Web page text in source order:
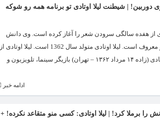
دوربین! | شیطنت لیلا اوتادی تو برنامه همه رو شوکه
لیلا اوتادی از هفده سالگی سرودن شعر را آغاز کرده است. وی دانش
آموخته کارشناسی معماری داخلی از دانشگاه هنر تهران است. لیلا اوتادی به دلیل ظاهر جذاب و زیبایش بین بازیگر های دیگر معروف است. لیلا اوتادی متولد سال 1362 است. لیلا اوتادی از
بازیگر های کم حاشیۀ فضای مجازی است. لیلا اوتادی راز ازدواج نکردنش را برملا کرد! بیوگرافی لیلا اوتادی لیلا اوتادی لیلا اوتادی (زاده ۱۴ مرداد ۱۳۶۲ – تهران) بازیگر سینما، تلویزیون و
ادامه خبر
را برملا کرد! | لیلا اوتادی: کسی منو متقاعد نکرده! +